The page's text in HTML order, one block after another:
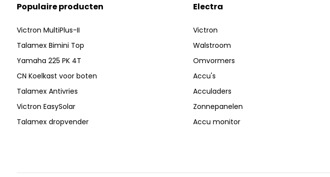
Populaire producten
Victron MultiPlus-II
Talamex Bimini Top
Yamaha 225 PK 4T
CN Koelkast voor boten
Talamex Antivries
Victron EasySolar
Talamex dropvender
Electra
Victron
Walstroom
Omvormers
Accu's
Acculaders
Zonnepanelen
Accu monitor